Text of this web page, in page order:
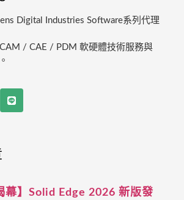
Digital Industries Software系列代理
/ CAE / PDM 軟硬體技術服務與
幕】Solid Edge 2026 新版發